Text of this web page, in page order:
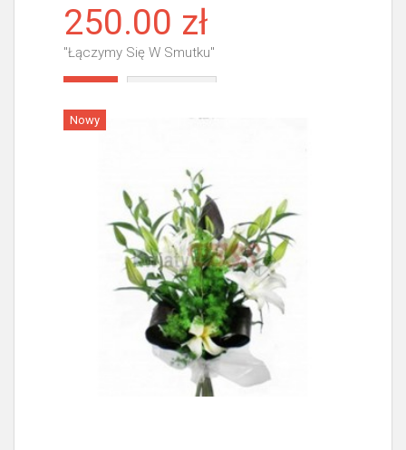
250.00 zł
"Łączymy Się W Smutku"
Nowy